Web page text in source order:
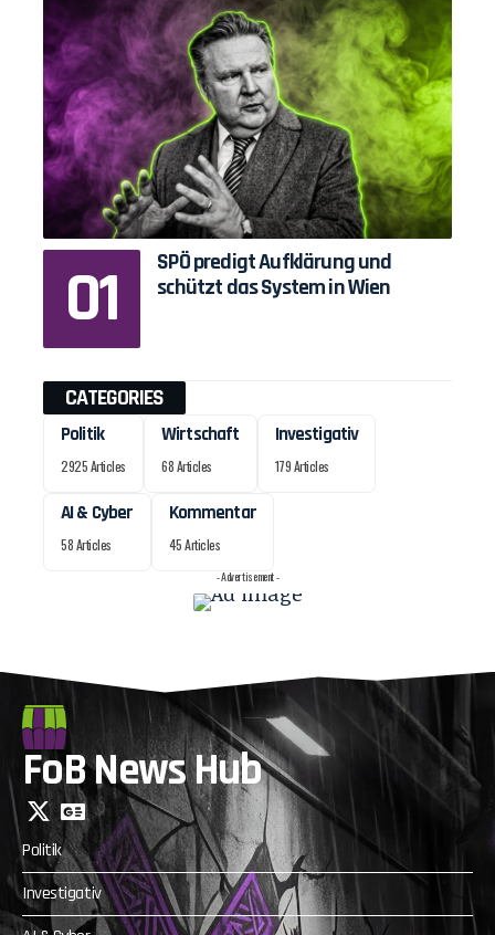
SPÖ predigt Aufklärung und
schützt das System in Wien
CATEGORIES
Politik
2925 Articles
Wirtschaft
68 Articles
Investigativ
179 Articles
AI & Cyber
58 Articles
Kommentar
45 Articles
- Advertisement -
FoB News Hub
Politik
Investigativ